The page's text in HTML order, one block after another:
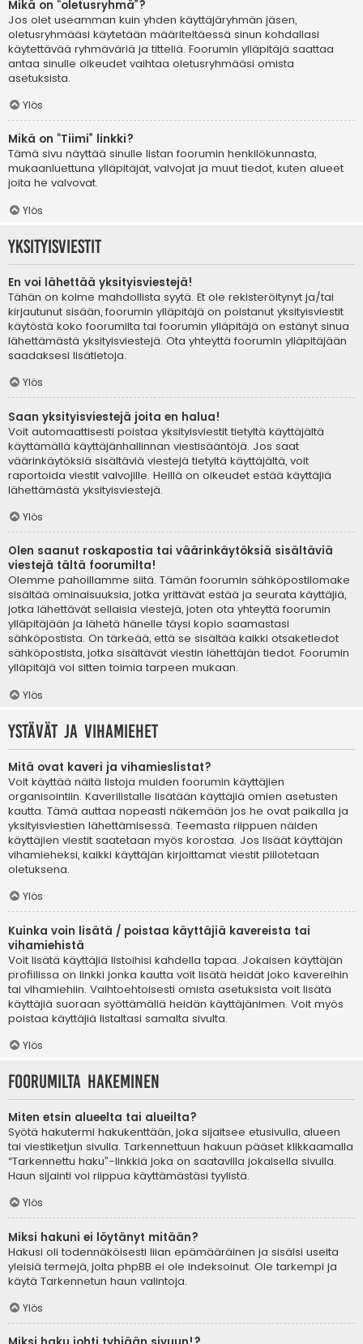
Mikä on “oletusryhmä”?
Jos olet useamman kuin yhden käyttäjäryhmän jäsen,
oletusryhmääsi käytetään määriteltäessä sinun kohdallasi
käytettävää ryhmäväriä ja titteliä. Foorumin ylläpitäjä saattaa
antaa sinulle oikeudet vaihtaa oletusryhmääsi omista
asetuksista.
Ylös
Mikä on “Tiimi” linkki?
Tämä sivu näyttää sinulle listan foorumin henkilökunnasta,
mukaanluettuna ylläpitäjät, valvojat ja muut tiedot, kuten alueet
joita he valvovat.
Ylös
Yksityisviestit
En voi lähettää yksityisviestejä!
Tähän on kolme mahdollista syytä. Et ole rekisteröitynyt ja/tai
kirjautunut sisään, foorumin ylläpitäjä on poistanut yksityisviestit
käytöstä koko foorumilta tai foorumin ylläpitäjä on estänyt sinua
lähettämästä yksityisviestejä. Ota yhteyttä foorumin ylläpitäjään
saadaksesi lisätietoja.
Ylös
Saan yksityisviestejä joita en halua!
Voit automaattisesti poistaa yksityisviestit tietyltä käyttäjältä
käyttämällä käyttäjänhallinnan viestisääntöjä. Jos saat
väärinkäytöksiä sisältäviä viestejä tietyltä käyttäjältä, voit
raportoida viestit valvojille. Heillä on oikeudet estää käyttäjiä
lähettämästä yksityisviestejä.
Ylös
Olen saanut roskapostia tai väärinkäytöksiä sisältäviä
viestejä tältä foorumilta!
Olemme pahoillamme siitä. Tämän foorumin sähköpostilomake
sisältää ominaisuuksia, jotka yrittävät estää ja seurata käyttäjiä,
jotka lähettävät sellaisia viestejä, joten ota yhteyttä foorumin
ylläpitäjään ja lähetä hänelle täysi kopio saamastasi
sähköpostista. On tärkeää, että se sisältää kaikki otsaketiedot
sähköpostista, jotka sisältävät viestin lähettäjän tiedot. Foorumin
ylläpitäjä voi sitten toimia tarpeen mukaan.
Ylös
Ystävät ja vihamiehet
Mitä ovat kaveri ja vihamieslistat?
Voit käyttää näitä listoja muiden foorumin käyttäjien
organisointiin. Kaverilistalle lisätään käyttäjiä omien asetusten
kautta. Tämä auttaa nopeasti näkemään jos he ovat paikalla ja
yksityisviestien lähettämisessä. Teemasta riippuen näiden
käyttäjien viestit saatetaan myös korostaa. Jos lisäät käyttäjän
vihamieheksi, kaikki käyttäjän kirjoittamat viestit piilotetaan
oletuksena.
Ylös
Kuinka voin lisätä / poistaa käyttäjiä kavereista tai
vihamiehistä
Voit lisätä käyttäjiä listoihisi kahdella tapaa. Jokaisen käyttäjän
profiilissa on linkki jonka kautta voit lisätä heidät joko kavereihin
tai vihamiehiin. Vaihtoehtoisesti omista asetuksista voit lisätä
käyttäjiä suoraan syöttämällä heidän käyttäjänimen. Voit myös
poistaa käyttäjiä listaltasi samalta sivulta.
Ylös
Foorumilta hakeminen
Miten etsin alueelta tai alueilta?
Syötä hakutermi hakukenttään, joka sijaitsee etusivulla, alueen
tai viestiketjun sivulla. Tarkennettuun hakuun pääset klikkaamalla
“Tarkennettu haku”-linkkiä joka on saatavilla jokaisella sivulla.
Haun sijainti voi riippua käyttämästäsi tyylistä.
Ylös
Miksi hakuni ei löytänyt mitään?
Hakusi oli todennäköisesti liian epämääräinen ja sisälsi useita
yleisiä termejä, joita phpBB ei ole indeksoinut. Ole tarkempi ja
käytä Tarkennetun haun valintoja.
Ylös